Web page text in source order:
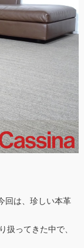
回は、珍しい本革
ってきた中で、